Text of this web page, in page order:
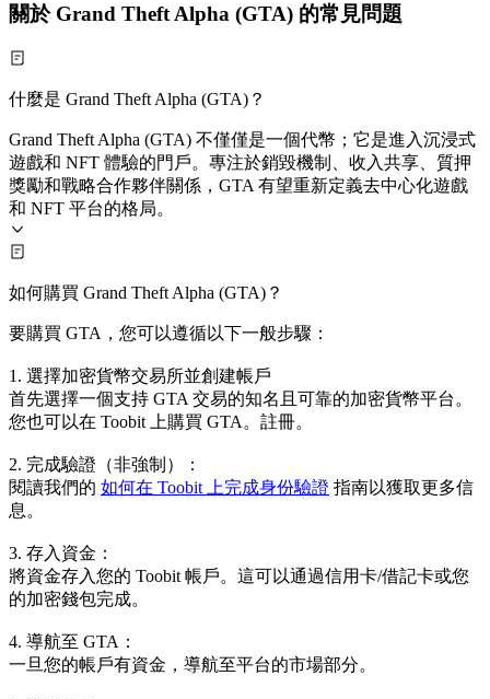
關於 Grand Theft Alpha (GTA) 的常見問題
什麼是 Grand Theft Alpha (GTA)？
Grand Theft Alpha (GTA) 不僅僅是一個代幣；它是進入沉浸式
遊戲和 NFT 體驗的門戶。專注於銷毀機制、收入共享、質押
獎勵和戰略合作夥伴關係，GTA 有望重新定義去中心化遊戲
和 NFT 平台的格局。
如何購買 Grand Theft Alpha (GTA)？
要購買 GTA，您可以遵循以下一般步驟：
1. 選擇加密貨幣交易所並創建帳戶
首先選擇一個支持 GTA 交易的知名且可靠的加密貨幣平台。
您也可以在 Toobit 上購買 GTA。註冊。
2. 完成驗證（非強制）：
閱讀我們的 如何在 Toobit 上完成身份驗證 指南以獲取更多信
息。
3. 存入資金：
將資金存入您的 Toobit 帳戶。這可以通過信用卡/借記卡或您
的加密錢包完成。
4. 導航至 GTA：
一旦您的帳戶有資金，導航至平台的市場部分。